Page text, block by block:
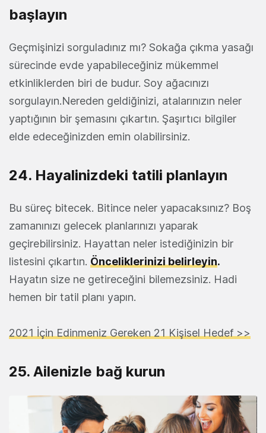
başlayın
Geçmişinizi sorguladınız mı? Sokağa çıkma yasağı
sürecinde evde yapabileceğiniz mükemmel
etkinliklerden biri de budur. Soy ağacınızı
sorgulayın.Nereden geldiğinizi, atalarınızın neler
yaptığının bir şemasını çıkartın. Şaşırtıcı bilgiler
elde edeceğinizden emin olabilirsiniz.
24. Hayalinizdeki tatili planlayın
Bu süreç bitecek. Bitince neler yapacaksınız? Boş
zamanınızı gelecek planlarınızı yaparak
geçirebilirsiniz. Hayattan neler istediğinizin bir
listesini çıkartın. Önceliklerinizi belirleyin.
Hayatın size ne getireceğini bilemezsiniz. Hadi
hemen bir tatil planı yapın.
2021 İçin Edinmeniz Gereken 21 Kişisel Hedef >>
25. Ailenizle bağ kurun